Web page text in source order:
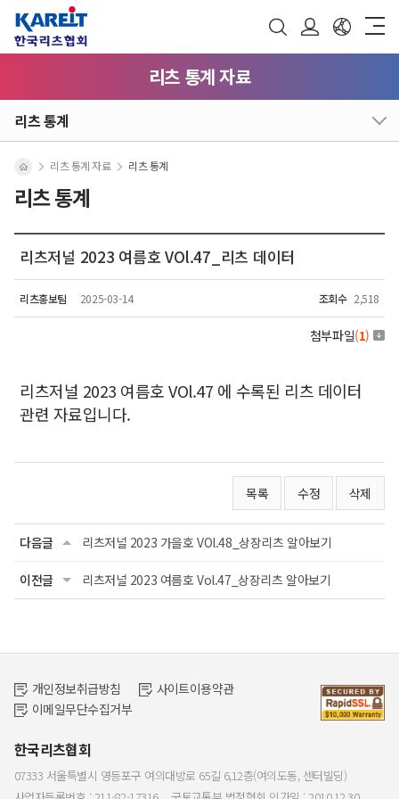
리츠 통계 자료
리츠 통계
리츠 통계
리츠 통계 자료 리츠 통계
리츠저널 2023 여름호 VOl.47_리츠 데이터
리츠홍보팀 2025-03-14 조회수 2,518
첨부파일(1)
리츠저널 2023 여름호 VOl.47 에 수록된 리츠 데이터
관련 자료입니다.
목록 수정 삭제
다음글 리츠저널 2023 가을호 VOl.48_상장리츠 알아보기
이전글 리츠저널 2023 여름호 Vol.47_상장리츠 알아보기
개인정보취급방침
사이트이용약관
이메일무단수집거부
한국리츠협회
07333 서울특별시 영등포구 여의대방로 65길 6,12층(여의도동, 센터빌딩)